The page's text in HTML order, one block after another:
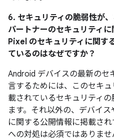
6. セキュリティの脆弱性が
パートナーのセキュリティ
Pixel のセキュリティに関す
ているのはなぜですか？
Android デバイスの最新のセ
言するためには、このセキ
載されているセキュリティ
ます。それ以外の、デバイ
に関する公開情報に掲載さ
への対処は必須ではありま